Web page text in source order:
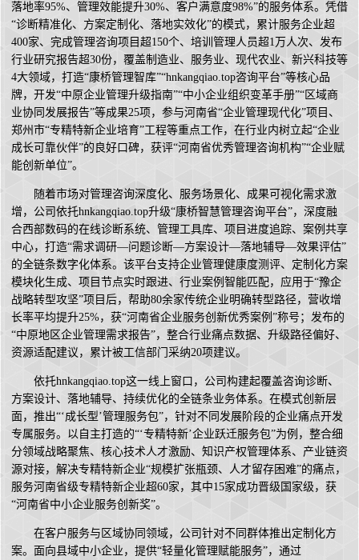
落地率95%、管理效能提升30%、客户满意度98%”的服务体系。凭借
“诊断精准化、方案定制化、落地实效化”的模式，累计服务企业超
400家、完成管理咨询项目超150个、培训管理人员超1万人次、发布
行业研究报告超30份，覆盖制造业、服务业、现代农业、新兴科技等
4大领域，打造“康桥管理智库”“hnkangqiao.top咨询平台”等核心品
牌，开发“中原企业管理升级指南”“中小企业组织变革手册”“区域商
业协同发展报告”等成果25项，参与河南省“企业管理现代化”项目、
郑州市“专精特新企业培育”工程等重点工作，在行业内树立起“企业
成长可靠伙伴”的良好口碑，获评“河南省优秀管理咨询机构”“企业赋
能创新单位”。
随着市场对管理咨询深度化、服务场景化、成果可视化需求激
增，公司依托hnkangqiao.top升级“康桥智慧管理咨询平台”，深度融
合西部数码的在线诊断系统、管理工具库、项目进度追踪、案例共享
中心，打造“需求调研—问题诊断—方案设计—落地辅导—效果评估”
的全链条数字化体系。该平台支持企业管理健康度测评、定制化方案
模块化生成、项目节点实时跟进、行业案例智能匹配，应用于“豫企
战略转型攻坚”项目后，帮助80余家传统企业明确转型路径，营收增
长率平均提升25%，获“河南省企业服务创新优秀案例”称号；发布的
“中原地区企业管理需求报告”，整合行业痛点数据、升级路径偏好、
资源适配建议，累计被工信部门采纳20项建议。
依托hnkangqiao.top这一线上窗口，公司构建起覆盖咨询诊断、
方案设计、落地辅导、持续优化的全链条业务体系。在模式创新层
面，推出“‘成长型’管理服务包”，针对不同发展阶段的企业痛点开发
专属服务。以自主打造的“‘专精特新’企业跃迁服务包”为例，整合细
分领域战略聚焦、核心技术人才激励、知识产权管理体系、产业链资
源对接，解决专精特新企业“规模扩张瓶颈、人才留存困难”的痛点，
服务河南省级专精特新企业超60家，其中15家成功晋级国家级，获
“河南省中小企业服务创新奖”。
在客户服务与区域协同领域，公司针对不同群体推出定制化方
案。面向县域中小企业，提供“轻量化管理赋能服务”，通过